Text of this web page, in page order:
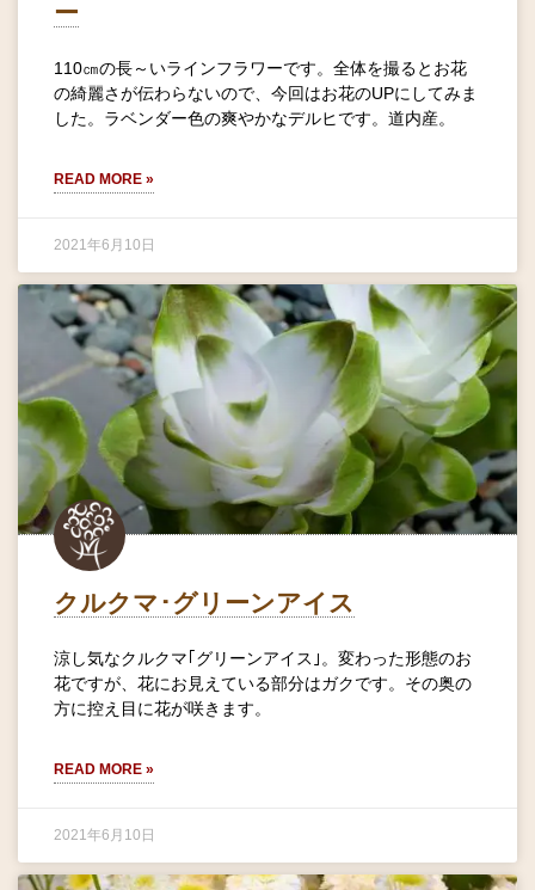
ー
110㎝の長～いラインフラワーです。全体を撮るとお花
の綺麗さが伝わらないので、今回はお花のUPにしてみま
した。ラベンダー色の爽やかなデルヒです。道内産。
READ MORE »
2021年6月10日
クルクマ･グリーンアイス
涼し気なクルクマ｢グリーンアイス｣。変わった形態のお
花ですが、花にお見えている部分はガクです。その奥の
方に控え目に花が咲きます。
READ MORE »
2021年6月10日